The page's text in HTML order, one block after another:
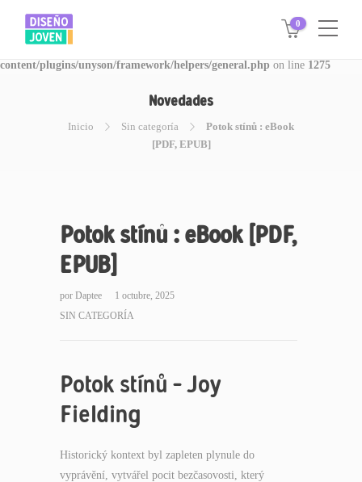
Warning: Invalid argument supplied for foreach() in
/www/disegnojoven.com.ar/htdocs/wp-
content/plugins/unyson/framework/helpers/general.php on line 1275
0
Novedades
Inicio Sin categoría
Potok stínů : eBook
[PDF, EPUB]
Potok stínů : eBook [PDF,
EPUB]
por Daptee
1 octubre, 2025
SIN CATEGORÍA
Potok stínů – Joy
Fielding
Historický kontext byl zapleten plynule do
vyprávění, vytvářel pocit bezčasovosti, který